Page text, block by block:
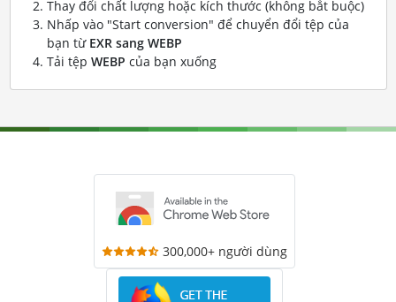
Thay đổi chất lượng hoặc kích thước (không bắt buộc)
Nhấp vào "Start conversion" để chuyển đổi tệp của
bạn từ EXR sang WEBP
Tải tệp WEBP của bạn xuống
300,000+ người dùng